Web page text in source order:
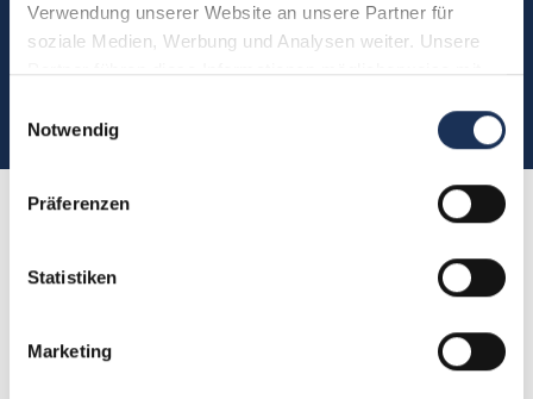
Verwendung unserer Website an unsere Partner für
soziale Medien, Werbung und Analysen weiter. Unsere
Partner führen diese Informationen möglicherweise mit
haben oder die sie im Rahmen Ihrer Nutzung der Dienste
Notwendig
Präferenzen
Statistiken
Marketing
Sie möchten direkt Kontakt mit
uns aufnehmen?
(0)5304 906030
Kundenbewertungen
Kunden wie Ihnen.